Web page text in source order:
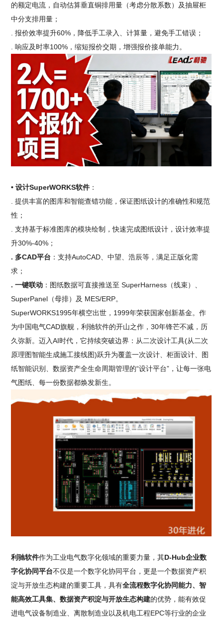
的额定电流，自动估算垂直铜排用量（考虑分散系数）及抽屉柜
中分支排用量；
. 报价效率提升60%，降低手工录入、计算量，避免手工错误；
. 响应及时率100%，缩短报价交期，增强报价接单能力。
• 设计SuperWORKS软件 ：
. 提供丰富的图库和智能查错功能，保证图纸设计的准确性和规范
性；
. 支持基于标准图库的模块绘制，快速完成图纸设计，设计效率提
升30%-40%；
. 多CAD平台 ：支持AutoCAD、中望、浩辰等，满足正版化需
求；
. 一键联动 ：图纸数据可直接推送至 SuperHarness（线束）、
SuperPanel（母排）及 MES/ERP。
SuperWORKS1995年横空出世，1999年荣获国家创新基金。作
为中国电气CAD旗舰，利驰软件的开山之作，30年锋芒不减，历
久弥新。迈入AI时代，它持续突破边界：从二次设计工具(从二次
原理图智能生成施工接线图)跃升为覆盖一次设计、柜面设计、图
纸智能识别、数据资产全生命周期管理的“设计平台”，让每一张电
气图纸、每一份数据都焕发新生。
利驰软件作为工业电气数字化领域的重要力量，其D-Hub企业数
字化协同平台不仅是一个数字化协同平台，更是一个数据资产积
淀与开放生态构建的重要工具，具有全流程数字化协同能力、智
能高效工具集、数据资产积淀与开放生态构建的优势，能有效促
进电气设备制造业、离散制造业以及机电工程EPC等行业的企业